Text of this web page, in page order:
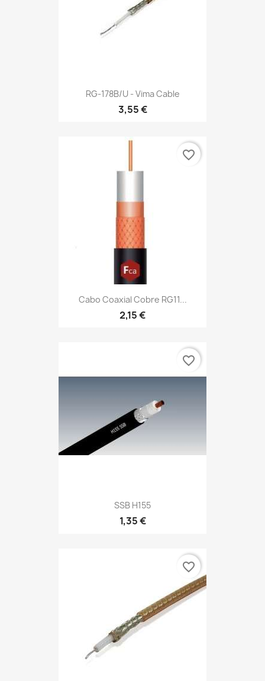
RG-178B/U - Vima Cable
3,55 €
Cabo Coaxial Cobre RG11...
2,15 €
favorite_border
SSB H155
1,35 €
favorite_border
favorite_border